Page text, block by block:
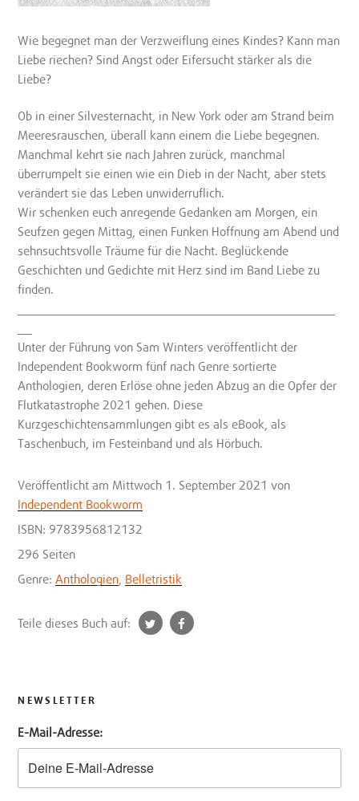
Wie begegnet man der Verzweiflung eines Kindes? Kann man
Liebe riechen? Sind Angst oder Eifersucht stärker als die
Liebe?
Ob in einer Silvesternacht, in New York oder am Strand beim
Meeresrauschen, überall kann einem die Liebe begegnen.
Manchmal kehrt sie nach Jahren zurück, manchmal
überrumpelt sie einen wie ein Dieb in der Nacht, aber stets
verändert sie das Leben unwiderruflich.
Wir schenken euch anregende Gedanken am Morgen, ein
Seufzen gegen Mittag, einen Funken Hoffnung am Abend und
sehnsuchtsvolle Träume für die Nacht. Beglückende
Geschichten und Gedichte mit Herz sind im Band Liebe zu
finden.
Unter der Führung von Sam Winters veröffentlicht der
Independent Bookworm fünf nach Genre sortierte
Anthologien, deren Erlöse ohne jeden Abzug an die Opfer der
Flutkatastrophe 2021 gehen. Diese
Kurzgeschichtensammlungen gibt es als eBook, als
Taschenbuch, im Festeinband und als Hörbuch.
Veröffentlicht am Mittwoch 1. September 2021 von
Independent Bookworm
ISBN: 9783956812132
296 Seiten
Genre:Anthologien Belletristik
Teile dieses Buch auf:
t
NEWSLETTER
E-Mail-Adresse: